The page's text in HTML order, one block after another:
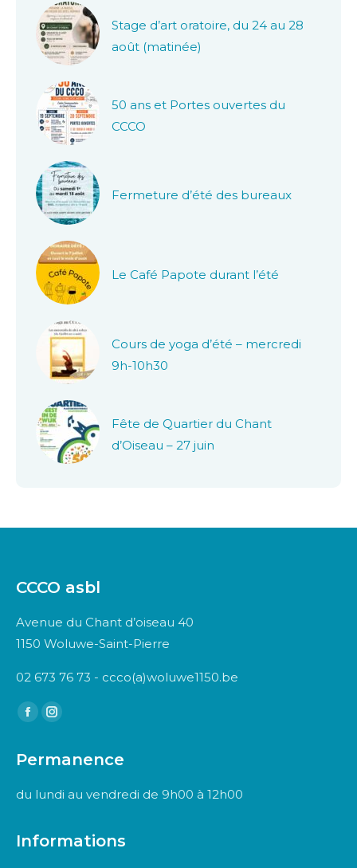
Stage d’art oratoire, du 24 au 28
août (matinée)
50 ans et Portes ouvertes du
CCCO
Fermeture d’été des bureaux
Le Café Papote durant l’été
Cours de yoga d’été – mercredi
9h-10h30
Fête de Quartier du Chant
d’Oiseau – 27 juin
CCCO asbl
Avenue du Chant d’oiseau 40
1150 Woluwe-Saint-Pierre
02 673 76 73 - ccco(a)woluwe1150.be
Trouvez nous sur :
Facebook
opens
Instagram
opens
Permanence
du lundi au vendredi de 9h00 à 12h00
Informations